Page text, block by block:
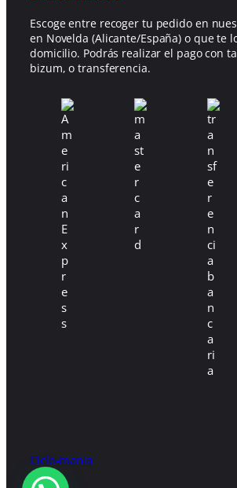
Escoge entre recoger tu pedido en
en Novelda (Alicante/España) o que te
domicilio. Podrás realizar el pago con
bizum, o transferencia.
Ciclo-mania